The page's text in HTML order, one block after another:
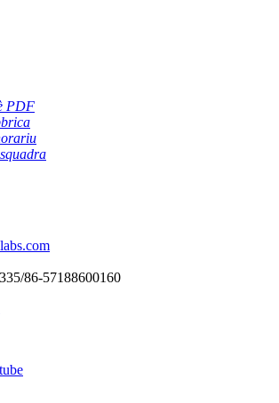
PDF
86-57188600160